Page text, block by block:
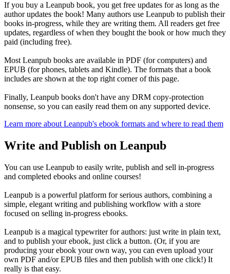
If you buy a Leanpub book, you get free updates for as long as the
author updates the book! Many authors use Leanpub to publish their
books in-progress, while they are writing them. All readers get free
updates, regardless of when they bought the book or how much they
paid (including free).
Most Leanpub books are available in PDF (for computers) and
EPUB (for phones, tablets and Kindle). The formats that a book
includes are shown at the top right corner of this page.
Finally, Leanpub books don't have any DRM copy-protection
nonsense, so you can easily read them on any supported device.
Learn more about Leanpub's ebook formats and where to read them
Write and Publish on Leanpub
You can use Leanpub to easily write, publish and sell in-progress
and completed ebooks and online courses!
Leanpub is a powerful platform for serious authors, combining a
simple, elegant writing and publishing workflow with a store
focused on selling in-progress ebooks.
Leanpub is a magical typewriter for authors: just write in plain text,
and to publish your ebook, just click a button. (Or, if you are
producing your ebook your own way, you can even upload your
own PDF and/or EPUB files and then publish with one click!) It
really is that easy.